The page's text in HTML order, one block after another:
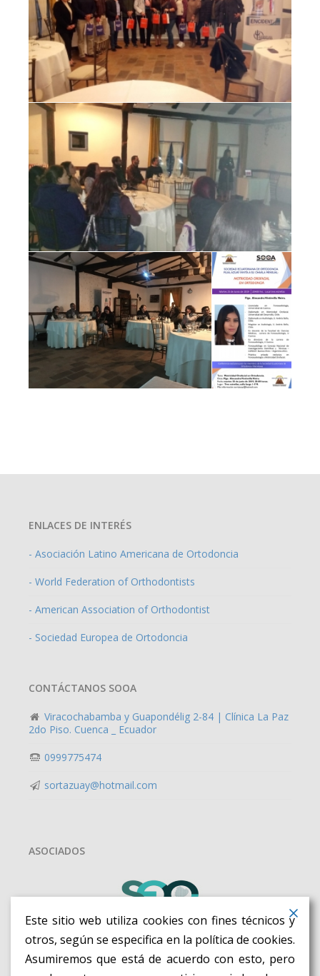
ENLACES DE INTERÉS
- Asociación Latino Americana de Ortodoncia
- World Federation of Orthodontists
- American Association of Orthodontist
- Sociedad Europea de Ortodoncia
CONTÁCTANOS SOOA
Viracochabamba y Guapondélig 2-84 | Clínica La Paz
2do Piso. Cuenca _ Ecuador
0999775474
sortazuay@hotmail.com
ASOCIADOS
Este sitio web utiliza cookies con fines técnicos y
otros, según se especifica en la política de cookies.
Asumiremos que está de acuerdo con esto, pero